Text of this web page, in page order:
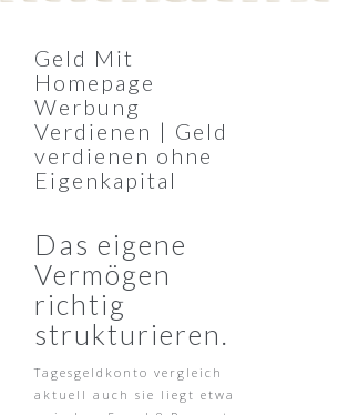
Geld Mit
Homepage
Werbung
Verdienen | Geld
verdienen ohne
Eigenkapital
Das eigene
Vermögen
richtig
strukturieren.
Tagesgeldkonto vergleich
aktuell auch sie liegt etwa